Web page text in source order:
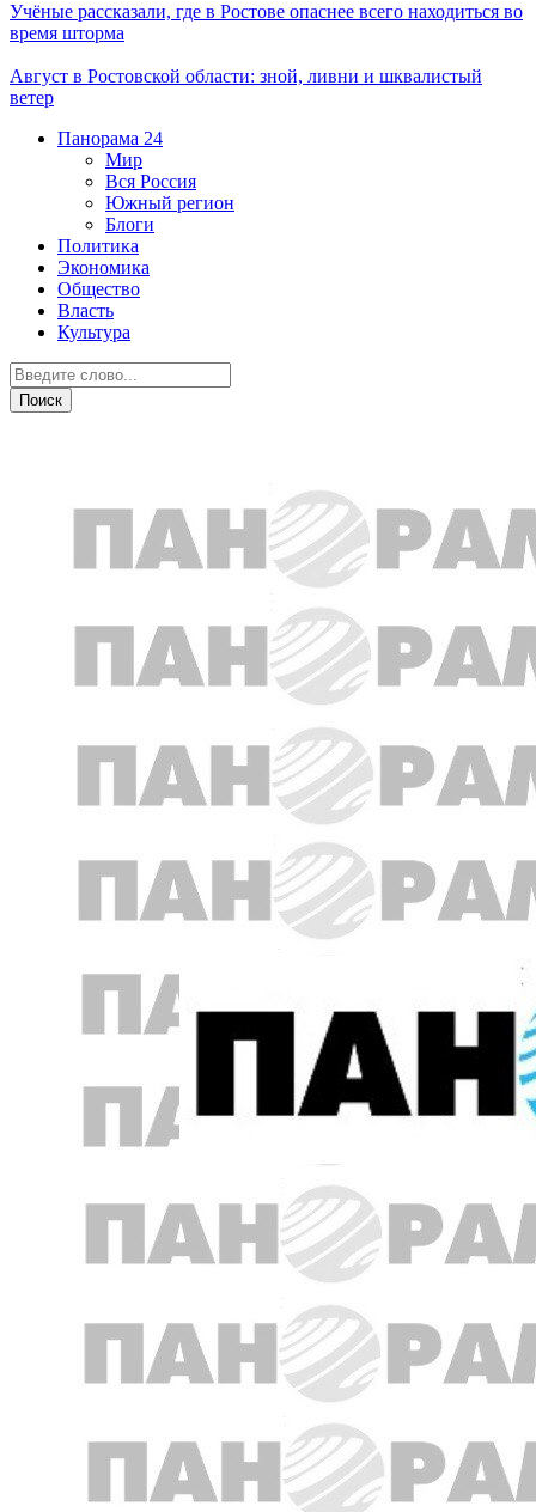
Учёные рассказали, где в Ростове опаснее всего находиться во
время шторма
Август в Ростовской области: зной, ливни и шквалистый
ветер
Панорама 24
Мир
Вся Россия
Южный регион
Блоги
Политика
Экономика
Общество
Власть
Культура